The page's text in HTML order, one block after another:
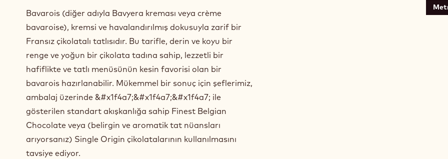
Bavarois (diğer adıyla Bavyera kreması veya crème
bavaroise), kremsi ve havalandırılmış dokusuyla zarif bir
Fransız çikolatalı tatlısıdır. Bu tarifle, derin ve koyu bir
renge ve yoğun bir çikolata tadına sahip, lezzetli bir
hafiflikte ve tatlı menüsünün kesin favorisi olan bir
bavarois hazırlanabilir. Mükemmel bir sonuç için şeflerimiz,
ambalaj üzerinde &#x1f4a7;&#x1f4a7;&#x1f4a7; ile
gösterilen standart akışkanlığa sahip Finest Belgian
Chocolate veya (belirgin ve aromatik tat nüansları
arıyorsanız) Single Origin çikolatalarının kullanılmasını
tavsiye ediyor.